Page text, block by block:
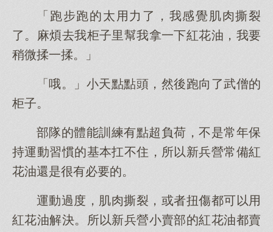
「跑步跑的太用力了，我感覺肌肉撕裂
了。麻煩去我柜子里幫我拿一下紅花油，我要
稍微揉一揉。」
「哦。」小天點點頭，然後跑向了武僧的
柜子。
部隊的體能訓練有點超負荷，不是常年保
持運動習慣的基本扛不住，所以新兵營常備紅
花油還是很有必要的。
運動過度，肌肉撕裂，或者扭傷都可以用
紅花油解決。所以新兵營小賣部的紅花油都賣